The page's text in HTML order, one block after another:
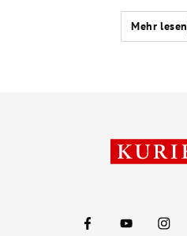
Mehr lesen